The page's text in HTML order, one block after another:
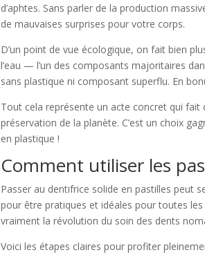
d’aphtes. Sans parler de la production
de mauvaises surprises pour votre corps.
D’un point de vue écologique, on fait bien
l’eau — l’un des composants majoritaires
sans plastique ni composant superflu. En
Tout cela représente un acte concret qui
préservation de la planète. C’est un choix
en plastique !
Comment utiliser les
Passer au dentifrice solide en pastilles peut
pour être pratiques et idéales pour toutes
vraiment la révolution du soin des dents
Voici les étapes claires pour profiter